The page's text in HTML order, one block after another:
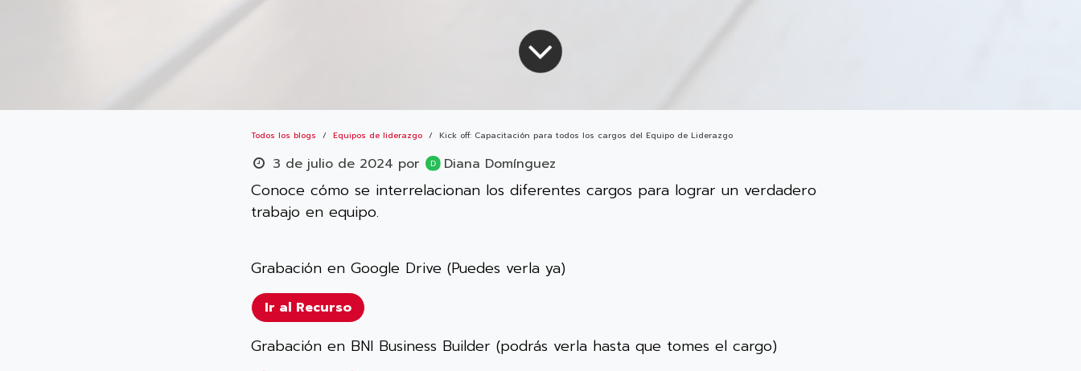
Todos los blogs Equipos de liderazgo Kick off: Capacitación para todos los cargos del Equipo de Liderazgo
3 de julio de 2024 por Diana Domínguez
Conoce cómo se interrelacionan los diferentes cargos para lograr un verdadero
trabajo en equipo.
Grabación en Google Drive (Puedes verla ya)
Ir al Recurso
Grabación en BNI Business Builder (podrás verla hasta que tomes el cargo)